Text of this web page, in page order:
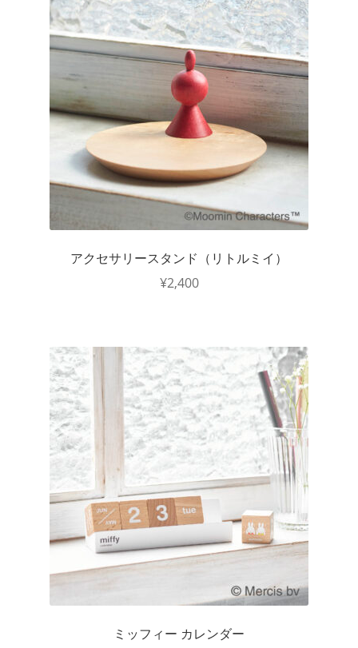
アクセサリースタンド（リトルミイ）
¥2,400
ミッフィー カレンダー